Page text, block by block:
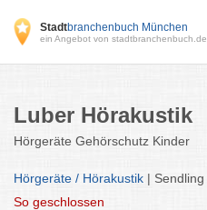
Stadtbranchenbuch München
ein Angebot von stadtbranchenbuch.de
Luber Hörakustik
Hörgeräte Gehörschutz Kinder
Hörgeräte / Hörakustik | Sendling
So geschlossen